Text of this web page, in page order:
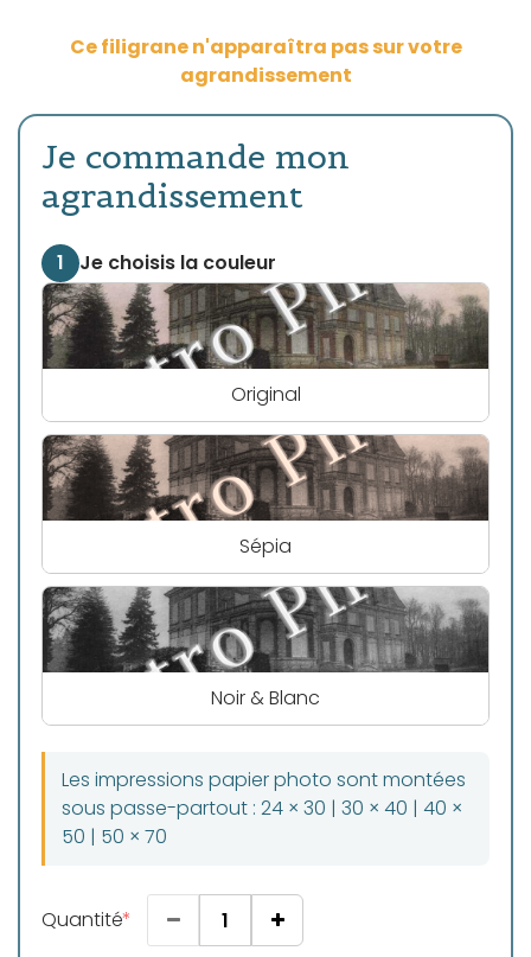
Ce filigrane n'apparaîtra pas sur votre
agrandissement
Je commande mon
agrandissement
1 Je choisis la couleur
Original
Sépia
Noir & Blanc
Les impressions papier photo sont montées
sous passe-partout : 24 × 30 | 30 × 40 | 40 ×
50 | 50 × 70
Quantité